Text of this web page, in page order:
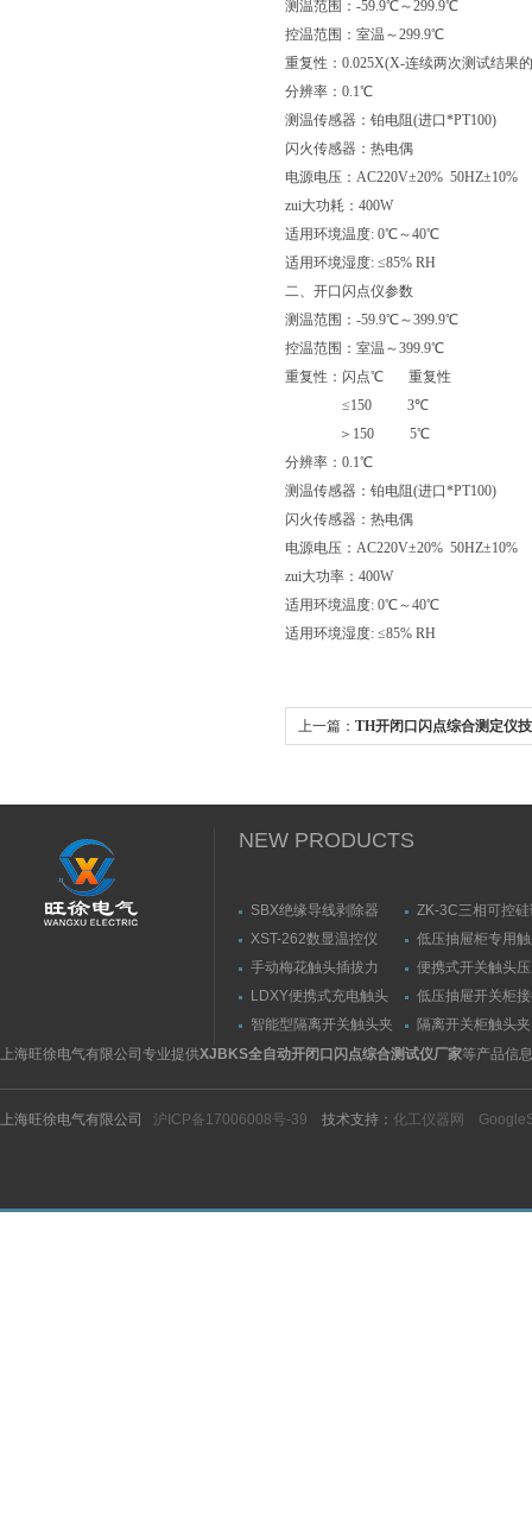
测温范围：-59.9℃～299.9℃
控温范围：室温～299.9℃
重复性：0.025X(X-连续两次测试结果
分辨率：0.1℃
测温传感器：铂电阻(进口*PT100)
闪火传感器：热电偶
电源电压：AC220V±20% 50HZ±10%
zui大功耗：400W
适用环境温度: 0℃～40℃
适用环境湿度: ≤85% RH
二、开口闪点仪参数
测温范围：-59.9℃～399.9℃
控温范围：室温～399.9℃
重复性：闪点℃ 重复性
≤150 3℃
＞150 5℃
分辨率：0.1℃
测温传感器：铂电阻(进口*PT100)
闪火传感器：热电偶
电源电压：AC220V±20% 50HZ±10%
zui大功率：400W
适用环境温度: 0℃～40℃
适用环境湿度: ≤85% RH
上一篇： TH开闭口闪点综合测定仪
NEW PRODUCTS
SBX绝缘导线剥除器
ZK-3C三相可控
触发器
XST-262数显温控仪
低压抽屉柜专用
力测量仪套装
手动梅花触头插拔力
（推拉力）测量仪
便携式开关触头
（夹紧力）测量仪
LDXY便携式充电触头
（指）夹紧力测量仪
低压抽屉开关柜
触头（夹紧力）
智能型隔离开关触头夹
紧力测试仪
隔离开关柜触头
测试仪/精度传感
上海旺徐电气有限公司专业提供XJBKS全自动开闭口闪点综合测试仪厂家等产品信
上海旺徐电气有限公司 沪ICP备17006008号-39 技术支持： 化工仪器网